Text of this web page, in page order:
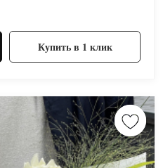
Купить в 1 клик